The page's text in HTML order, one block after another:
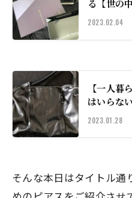
る【世の
2023.02.04
【一人暮
はいらな
2023.01.28
そんな本日はタイトル通